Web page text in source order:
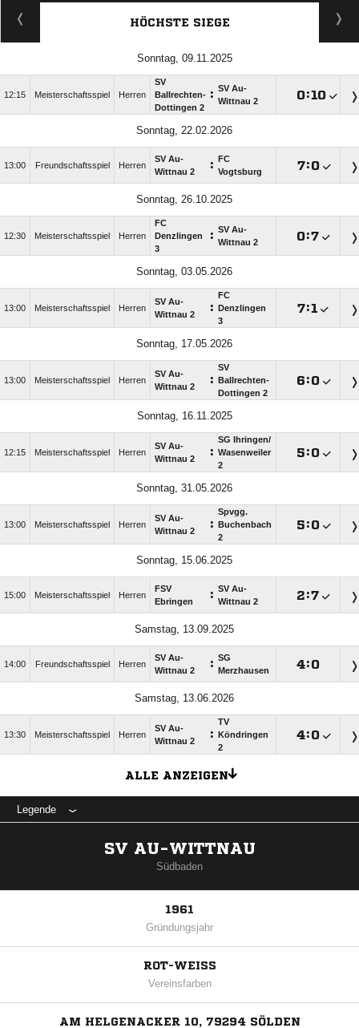
HÖCHSTE SIEGE
Sonntag, 09.11.2025
12:15 Meisterschaftsspiel Herren
SV
Ballrechten-
Dottingen 2
: SV Au-
Wittnau 2
:
Sonntag, 22.02.2026
13:00 Freundschaftsspiel Herren
SV Au-
Wittnau 2
:
FC
Vogtsburg
:
Sonntag, 26.10.2025
12:30 Meisterschaftsspiel Herren
FC
Denzlingen
3
: SV Au-
Wittnau 2
:
Sonntag, 03.05.2026
13:00 Meisterschaftsspiel Herren
SV Au-
Wittnau 2
:
FC
Denzlingen
3
:
Sonntag, 17.05.2026
13:00 Meisterschaftsspiel Herren
SV Au-
Wittnau 2
:
SV
Ballrechten-
Dottingen 2
:
Sonntag, 16.11.2025
12:15 Meisterschaftsspiel Herren
SV Au-
Wittnau 2
:
SG Ihringen/​
Wasenweiler
2
:
Sonntag, 31.05.2026
13:00 Meisterschaftsspiel Herren
SV Au-
Wittnau 2
:
Spvgg.
Buchenbach
2
:
Sonntag, 15.06.2025
15:00 Meisterschaftsspiel Herren
FSV
Ebringen
: SV Au-
Wittnau 2
:
Samstag, 13.09.2025
14:00 Freundschaftsspiel Herren
SV Au-
Wittnau 2
: SG
Merzhausen
:
Samstag, 13.06.2026
13:30 Meisterschaftsspiel Herren
SV Au-
Wittnau 2
:
TV
Köndringen
2
:
ALLE ANZEIGEN
Legende
SV AU-WITTNAU
Südbaden
1961
Gründungsjahr
ROT-WEISS
Vereinsfarben
AM HELGENACKER 10, 79294 SÖLDEN